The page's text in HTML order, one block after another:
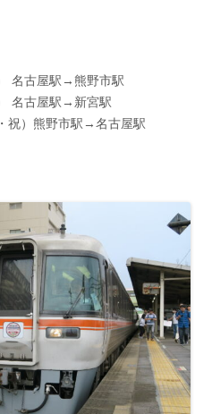
名古屋駅→熊野市駅
名古屋駅→新宮駅
祝）熊野市駅→名古屋駅